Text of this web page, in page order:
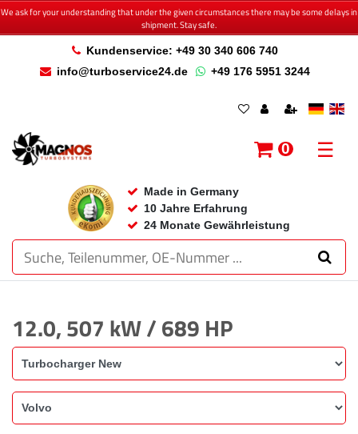
We ask for your understanding that under the given circumstances there may be some delays in
shipment. Stay safe.
Kundenservice: +49 30 340 606 740
info@turboservice24.de
+49 176 5951 3244
Made in Germany
10 Jahre Erfahrung
24 Monate Gewährleistung
0 ☰
12.0, 507 kW / 689 HP